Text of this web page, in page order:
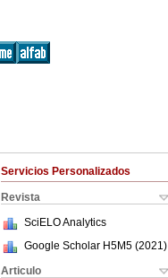
Servicios Personalizados
Revista
SciELO Analytics
Google Scholar H5M5 (2021 )
Articulo